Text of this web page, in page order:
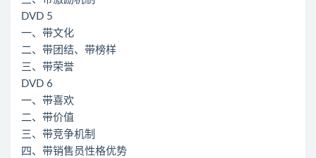
DVD 5
一、带文化
二、带团结、带榜样
三、带荣誉
DVD 6
一、带喜欢
二、带价值
三、带竞争机制
四、带销售员性格优势